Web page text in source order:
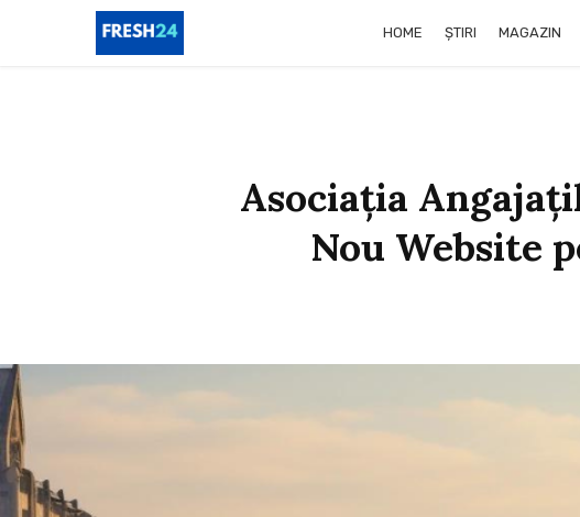
HOME ȘTIRI MAGAZIN
Asociația
Nou Website